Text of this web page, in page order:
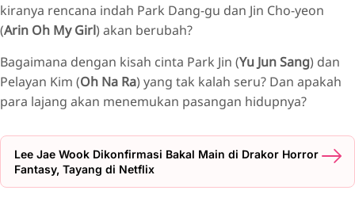
kiranya rencana indah Park Dang-gu dan Jin Cho-yeon
(Arin Oh My Girl) akan berubah?
Bagaimana dengan kisah cinta Park Jin (Yu Jun Sang) dan
Pelayan Kim (Oh Na Ra) yang tak kalah seru? Dan apakah
para lajang akan menemukan pasangan hidupnya?
Lee Jae Wook Dikonfirmasi Bakal Main di Drakor Horror
Fantasy, Tayang di Netflix